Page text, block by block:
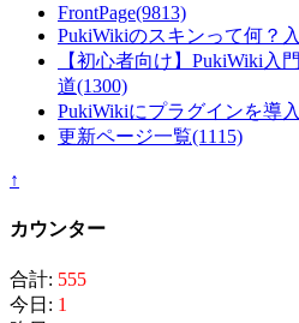
FrontPage(9813)
PukiWikiのスキンって何？
【初心者向け】PukiWiki入
道(1300)
PukiWikiにプラグインを導
更新ページ一覧(1115)
↑
カウンター
合計: 555
今日: 1